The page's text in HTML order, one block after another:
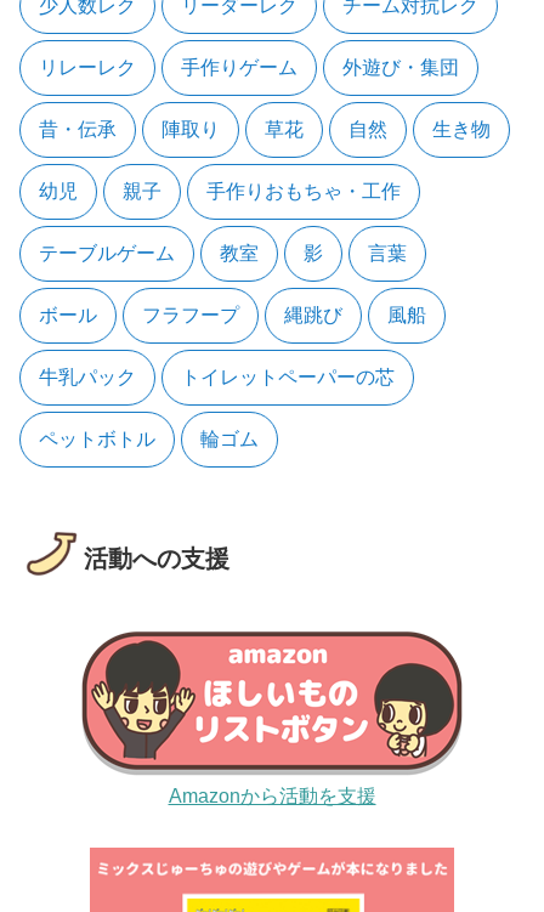
少人数レク リーダーレク チーム対抗レク
リレーレク 手作りゲーム 外遊び・集団
昔・伝承 陣取り 草花 自然 生き物
幼児 親子 手作りおもちゃ・工作
テーブルゲーム 教室 影 言葉
ボール フラフープ 縄跳び 風船
牛乳パック トイレットペーパーの芯
ペットボトル 輪ゴム
活動への支援
Amazonから活動を支援